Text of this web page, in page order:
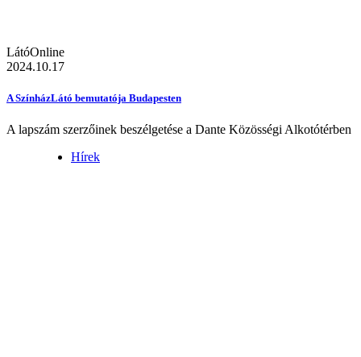
LátóOnline
2024.10.17
A SzínházLátó bemutatója Budapesten
A lapszám szerzőinek beszélgetése a Dante Közösségi Alkotótérben
Hírek